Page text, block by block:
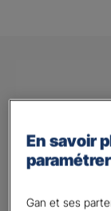
En savoir
Gan et ses